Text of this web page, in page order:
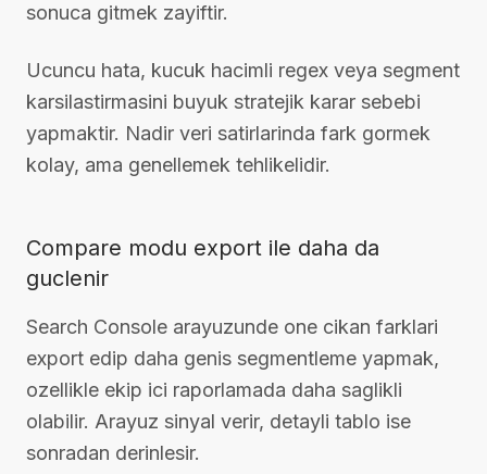
sonuca gitmek zayiftir.
Ucuncu hata, kucuk hacimli regex veya segment
karsilastirmasini buyuk stratejik karar sebebi
yapmaktir. Nadir veri satirlarinda fark gormek
kolay, ama genellemek tehlikelidir.
Compare modu export ile daha da
guclenir
Search Console arayuzunde one cikan farklari
export edip daha genis segmentleme yapmak,
ozellikle ekip ici raporlamada daha saglikli
olabilir. Arayuz sinyal verir, detayli tablo ise
sonradan derinlesir.